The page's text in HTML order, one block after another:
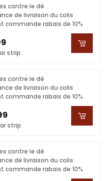
strip
contre le dé
de livraison du colis
commande rabais de 10%
strip
contre le dé
de livraison du colis
commande rabais de 10%
contre le dé
de livraison du colis
commande rabais de 10%